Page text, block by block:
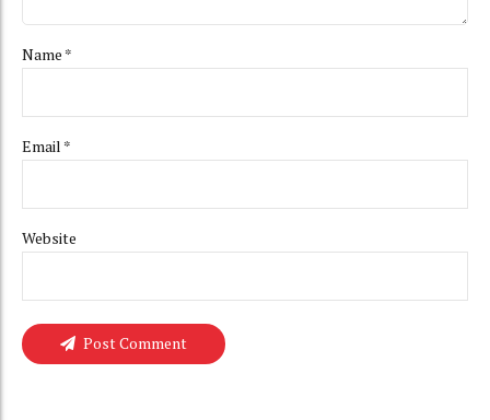
Name *
Email *
Website
Post Comment